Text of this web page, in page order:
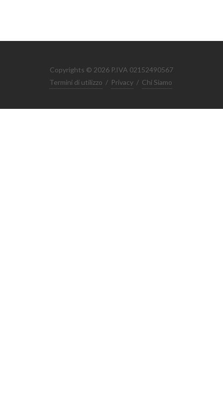
Copyrights © 2026 P.IVA 02152490567
Termini di utilizzo / Privacy / Chi Siamo